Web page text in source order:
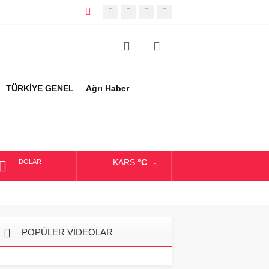
TÜRKİYE GENEL Ağrı Haber
DOLAR KARS °C
POPÜLER VİDEOLAR